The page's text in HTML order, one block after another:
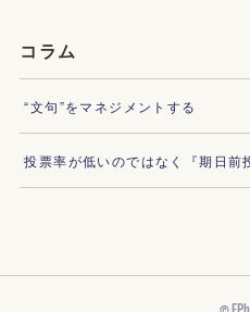
コラム
“文句”をマネジメントする
投票率が低いのではなく『期日前